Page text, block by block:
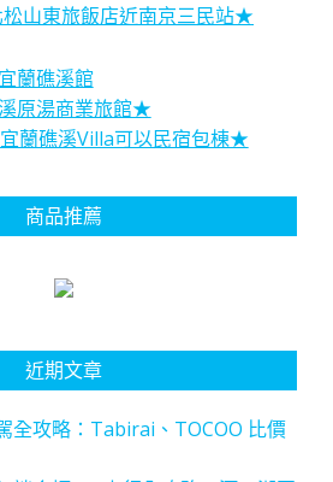
松山東旅飯店近南京三民站★
蘭礁溪館
原湯商業旅館★
宜蘭礁溪Villa可以民宿包棟★
商品推薦
近期文章
全攻略：Tabirai、TOCOO 比價